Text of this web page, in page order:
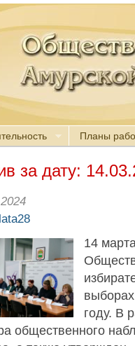
Планы
за дату:
14
году. В
общественного